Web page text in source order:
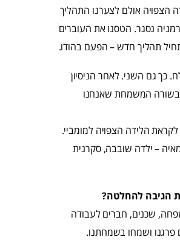
הצפויה אולם לצערנו התהליך
נסגר. הטסנו את העוברים
תהליך חדש – הפעם בהודו.
כך גם השני. לאחר הניסיון
המשמחת שאנחנו
הלידה הצפויה למומביי.
נולדה מאיה – ילדה שובבה, סקרנית
הגיבה להחלטה?
שכנים, חברים לעבודה
פרגנו ושמחו בשמחתנו.